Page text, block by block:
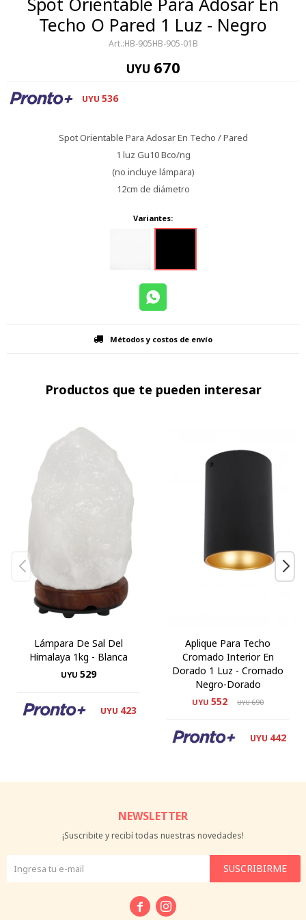
Techo O Pared 1 Luz - Negro
HB-905HB-905-01B
UYU 670
UYU 536
Spot Orientable Para Adosar En Techo / Pared
1 luz Gu10 Bco/ng
(no incluye lámpara)
12cm de diámetro
Variantes:
Métodos y costos de envío
Productos que te pueden interesar
Lámpara De Sal Del
Himalaya 1kg - Blanca
UYU 529
UYU 423
Aplique Para Techo
Cromado Interior En
Dorado 1 Luz - Cromado
Negro-Dorado
UYU 552 UYU690
UYU 442
NEWSLETTER
¡Suscribite y recibí todas nuestras novedades!
SUSCRIBIRME
 